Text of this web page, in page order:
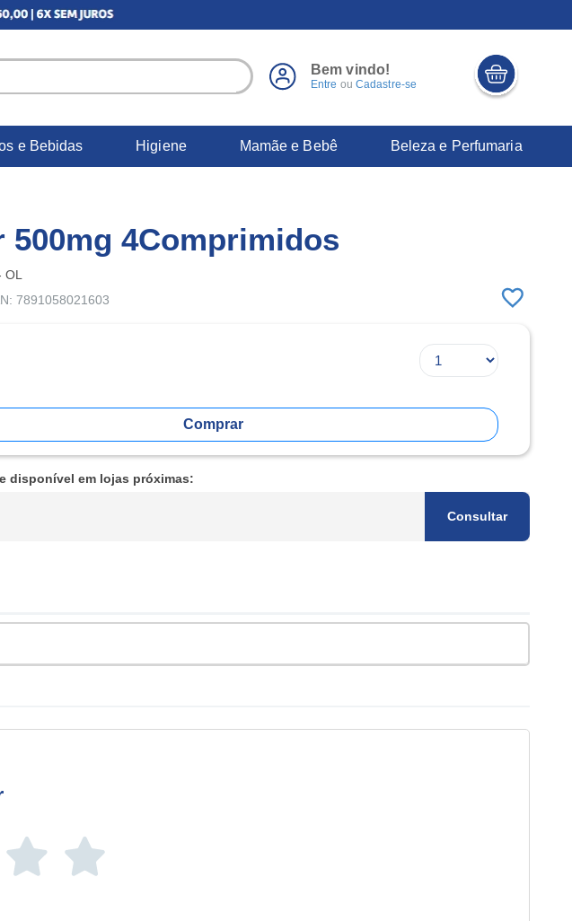
Bem vindo!
Entre ou Cadastre-se
e Bebidas Higiene Mamãe e Bebê Beleza e Perfumaria
500mg 4Comprimidos
OL
7891058021603
Comprar
disponível em lojas próximas:
Consultar